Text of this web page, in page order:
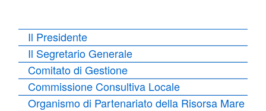
Il Presidente
Il Segretario Generale
Comitato di Gestione
Commissione Consultiva Locale
Organismo di Partenariato della Risorsa Mare